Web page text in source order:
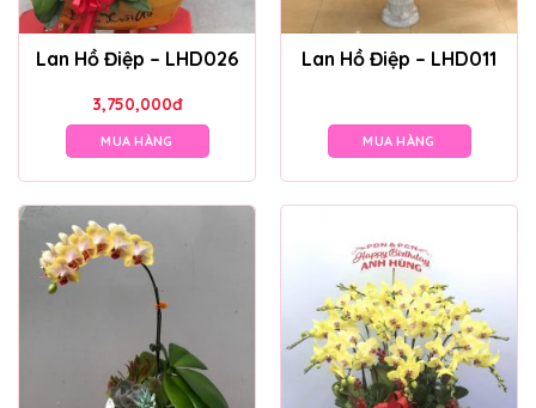
Lan Hồ Điệp – LHD026
3,750,000đ
MUA HÀNG
Lan Hồ Điệp – LHD011
MUA HÀNG